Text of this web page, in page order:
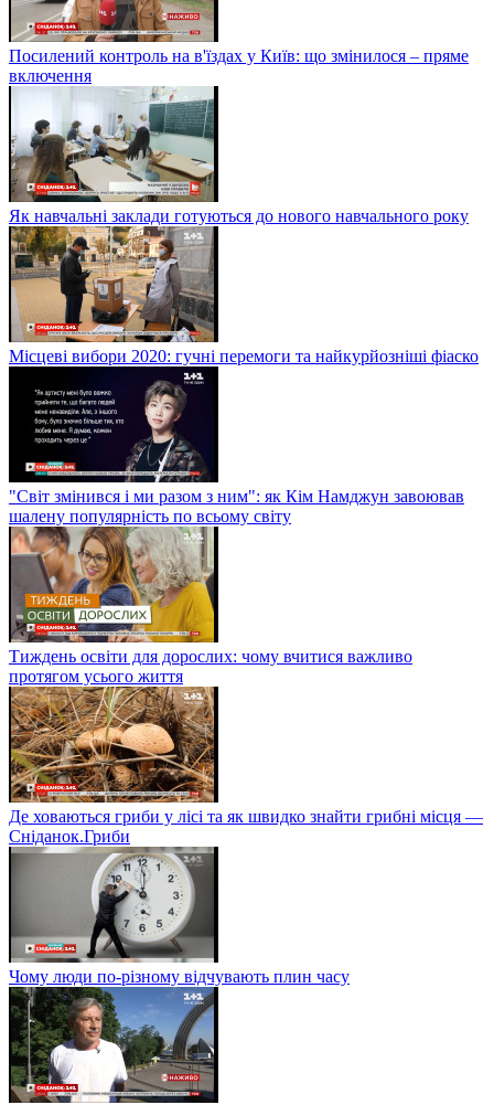
Посилений контроль на в'їздах у Київ: що змінилося – пряме
включення
Як навчальні заклади готуються до нового навчального року
Місцеві вибори 2020: гучні перемоги та найкурйозніші фіаско
"Світ змінився і ми разом з ним": як Кім Намджун завоював
шалену популярність по всьому світу
Тиждень освіти для дорослих: чому вчитися важливо
протягом усього життя
Де ховаються гриби у лісі та як швидко знайти грибні місця —
Сніданок.Гриби
Чому люди по-різному відчувають плин часу